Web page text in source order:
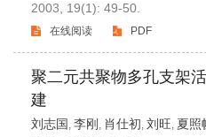
2003, 19(1): 49-50.
在线阅读 PDF
聚二元共聚物多孔支架
建
刘志国 , 李刚 , 肖仕初, 刘旺, 夏照